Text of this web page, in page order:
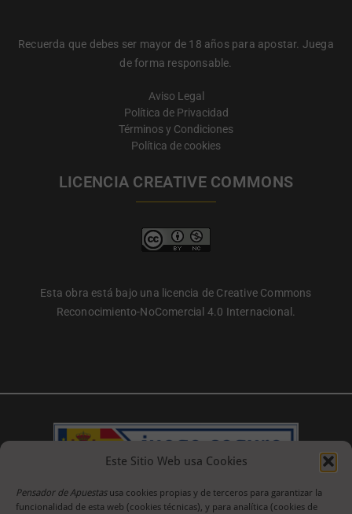
Este Sitio Web usa Cookies
Pensador de Apuestas usa cookies propias y de terceros para garantizar la
funcionalidad de esta web (cookies técnicas), y para analítica (cookies de
Recuerda que debes ser mayor de 18 años para apostar. Juega
de forma responsable.
Aviso Legal
Política de Privacidad
Términos y Condiciones
Política de cookies
LICENCIA CREATIVE COMMONS
Esta obra está bajo una licencia de Creative Commons
Reconocimiento-NoComercial 4.0 Internacional.